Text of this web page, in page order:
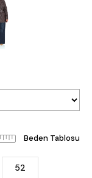
Beden Tablosu
52